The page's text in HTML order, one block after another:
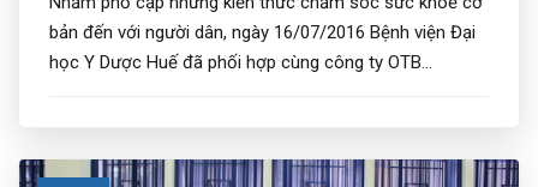
bản đến với người dân, ngày 16/07/2016 Bệnh viện Đại
học Y Dược Huế đã phối hợp cùng công ty OTB...